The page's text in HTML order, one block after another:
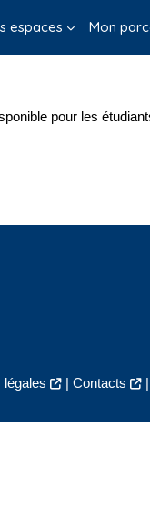
espaces Mon
pour les
légales | Contacts |